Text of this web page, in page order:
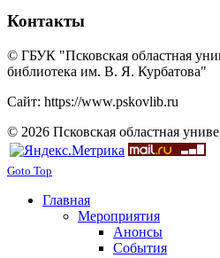
Контакты
© ГБУК "Псковская областная
библиотека им. В. Я. Курбатова"
Сайт: https://www.pskovlib.ru
© 2026 Псковская областная
Goto Top
Главная
Мероприятия
Анонсы
События